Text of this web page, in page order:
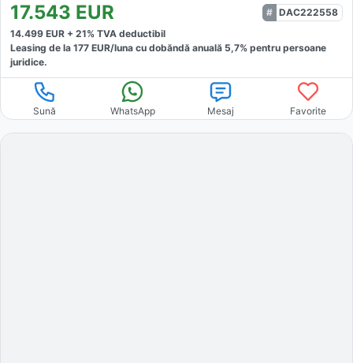
17.543 EUR
DAC222558
14.499 EUR + 21% TVA deductibil
Leasing de la 177 EUR/luna cu dobăndă anuală 5,7% pentru persoane
juridice.
Sună WhatsApp Mesaj Favorite